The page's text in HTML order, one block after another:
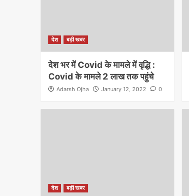
देश बड़ी खबर
देश भर में Covid के मामले में वृद्धि :
Covid के मामले 2 लाख तक पहुंचे
Adarsh Ojha January 12, 2022 0
देश बड़ी खबर